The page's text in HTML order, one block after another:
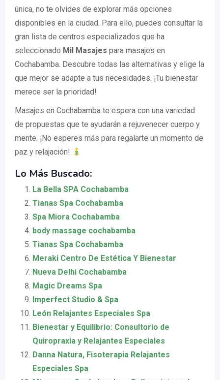
única, no te olvides de explorar más opciones
disponibles en la ciudad. Para ello, puedes consultar la
gran lista de centros especializados que ha
seleccionado Mil Masajes para masajes en
Cochabamba. Descubre todas las alternativas y elige la
que mejor se adapte a tus necesidades. ¡Tu bienestar
merece ser la prioridad!
Masajes en Cochabamba te espera con una variedad
de propuestas que te ayudarán a rejuvenecer cuerpo y
mente. ¡No esperes más para regalarte un momento de
paz y relajación!
Lo Más Buscado:
La Bella SPA Cochabamba
Tianas Spa Cochabamba
Spa Miora Cochabamba
body massage cochabamba
Tianas Spa Cochabamba
Meraki Centro De Estética Y Bienestar
Nueva Delhi Cochabamba
Magic Dreams Spa
Imperfect Studio & Spa
León Relajantes Especiales Spa
Bienestar y Equilibrio: Consultorio de
Quiropraxia y Relajantes Especiales
Danna Natura, Fisoterapia Relajantes
Especiales Spa